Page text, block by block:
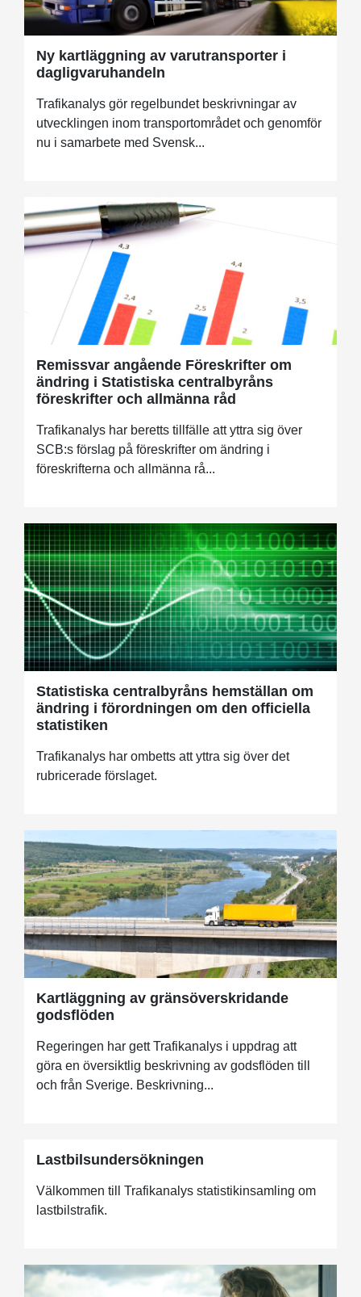
Ny kartläggning av varutransporter i
dagligvaruhandeln
Trafikanalys gör regelbundet beskrivningar av
utvecklingen inom transportområdet och genomför
nu i samarbete med Svensk...
Remissvar angående Föreskrifter om
ändring i Statistiska centralbyråns
föreskrifter och allmänna råd
Trafikanalys har beretts tillfälle att yttra sig över
SCB:s förslag på föreskrifter om ändring i
föreskrifterna och allmänna rå...
Statistiska centralbyråns hemställan om
ändring i förordningen om den officiella
statistiken
Trafikanalys har ombetts att yttra sig över det
rubricerade förslaget.
Kartläggning av gränsöverskridande
godsflöden
Regeringen har gett Trafikanalys i uppdrag att
göra en översiktlig beskrivning av godsflöden till
och från Sverige. Beskrivning...
Lastbilsundersökningen
Välkommen till Trafikanalys statistikinsamling om
lastbilstrafik.